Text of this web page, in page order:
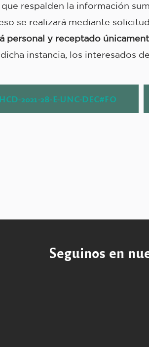
respalden la información
se realizará mediante
personal y receptado
instancia, los interesados
2021-28-E-UNC-DEC#FO
Seguinos en